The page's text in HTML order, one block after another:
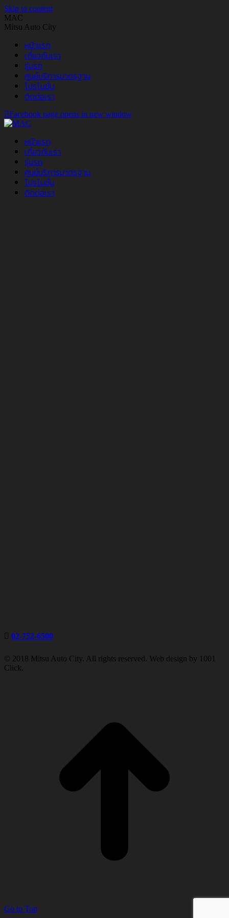
Skip to content
MAC
Mitsu Auto City
หน้าแรก
เกี่ยวกับเรา
รุ่นรถ
ศูนย์บริการมาตรฐาน
โปรโมชั่น
ติดต่อเรา
Facebook page opens in new window
หน้าแรก
เกี่ยวกับเรา
รุ่นรถ
ศูนย์บริการมาตรฐาน
โปรโมชั่น
ติดต่อเรา
02-752-6500
© 2018 Mitsu Auto City. All rights reserved. Web design by 1001
Click.
Go to Top